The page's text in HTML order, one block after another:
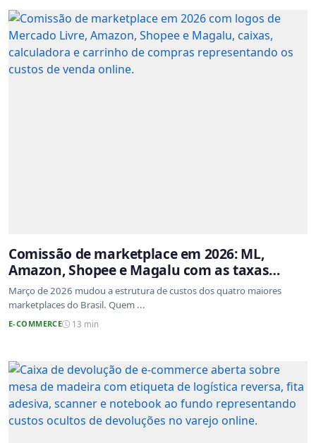
Comissão de marketplace em 2026: ML,
Amazon, Shopee e Magalu com as taxas
atualizadas
Março de 2026 mudou a estrutura de custos dos quatro maiores
marketplaces do Brasil. Quem ...
E-COMMERCE 13 min